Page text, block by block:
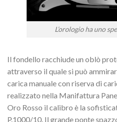
L’orologio ha uno
Il fondello racchiude un oblò
attraverso il quale si può
carica manuale con riserva di
realizzato nella Manifattura
Oro Rosso il calibro è la
P.1000/10. Il grande ponte